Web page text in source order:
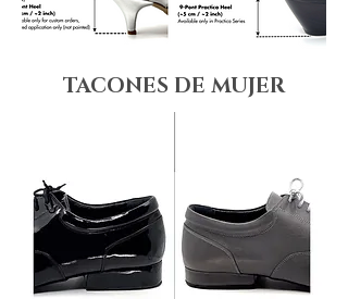
TACONES DE MUJER